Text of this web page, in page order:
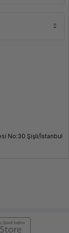
No:30 Şişli/İstanbul